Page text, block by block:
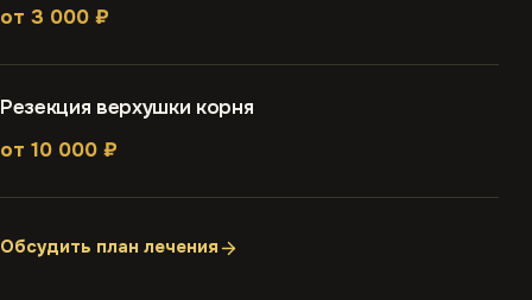
от 3 000 ₽
Резекция верхушки корня
от 10 000 ₽
Обсудить план лечения